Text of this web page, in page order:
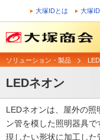
大塚IDとは 大塚
ソリューション・製品
LEDネオン
LEDネオンは、屋外の照
ン管を模した照明器具
現したい形状に加工し